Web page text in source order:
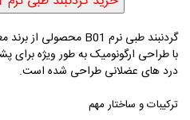
گردنبند طبی نرم B01 محصولی از برند
با طراحی ارگونومیک به طور ویژه برای
درد های عضلانی طراحی شده است.
ترکیبات و ساختار مهم